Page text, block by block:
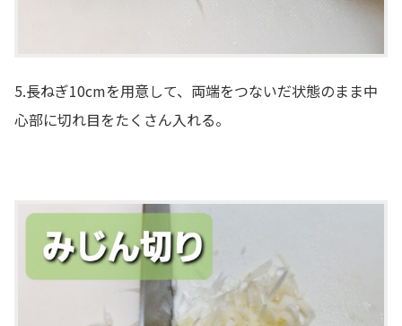
5.長ねぎ10cmを用意して、両端をつないだ状態のまま中
心部に切れ目をたくさん入れる。